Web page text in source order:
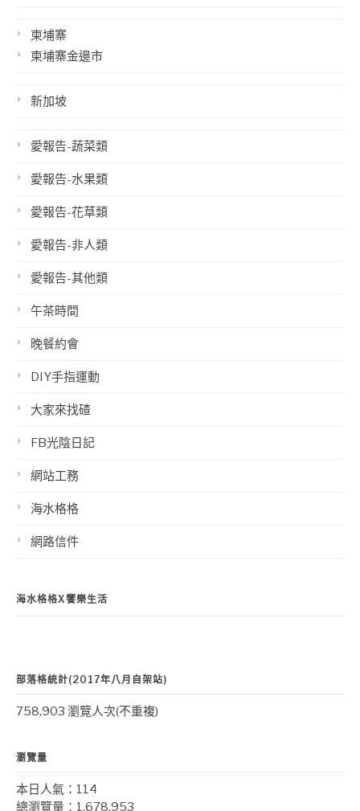
柬埔寨
柬埔寨金邊市
新加坡
愛報告-蔬菜類
愛報告-水果類
愛報告-花草類
愛報告-非人類
愛報告-其他類
午茶時間
晚餐約會
DIY手指運動
大家來找碴
FB光陰日記
網站工務
海水格格
網路信件
海水格格X饗樂生活
部落格統計(2017年八月自架站)
758,903 瀏覽人次(不重複)
瀏覽量
本日人氣：114
總瀏覽量：1,678,953